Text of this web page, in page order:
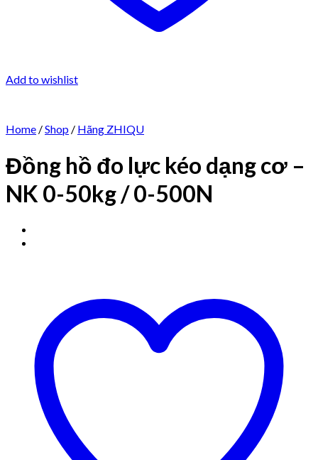
Add to wishlist
Home /Shop / Hãng ZHIQU
Đồng hồ đo lực kéo dạng cơ –
NK 0-50kg / 0-500N